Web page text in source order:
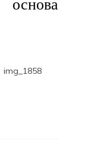
img_1858